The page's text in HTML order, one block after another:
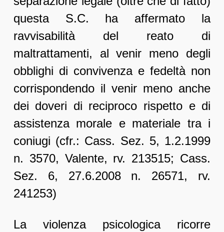
questa S.C. ha affermato la
ravvisabilità del reato di
maltrattamenti, al venir meno degli
obblighi di convivenza e fedeltà non
corrispondendo il venir meno anche
dei doveri di reciproco rispetto e di
assistenza morale e materiale tra i
coniugi (cfr.: Cass. Sez. 5, 1.2.1999
n. 3570, Valente, rv. 213515; Cass.
Sez. 6, 27.6.2008 n. 26571, rv.
241253)
La violenza psicologica ricorre